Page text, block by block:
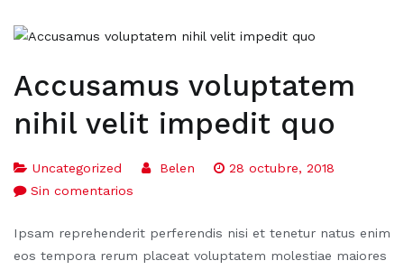
Accusamus voluptatem
nihil velit impedit quo
Uncategorized Belen
28 octubre, 2018
Sin comentarios
Ipsam reprehenderit perferendis nisi et tenetur natus enim
eos tempora rerum placeat voluptatem molestiae maiores